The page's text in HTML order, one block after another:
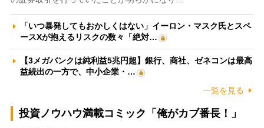
「いつ暴発してもおかしくはない」イーロン・マスク氏とスペ
ースXが抱えるリスクの数々「絶対…
【3メガバンクは純利益5兆円超】銀行、商社、ゼネコンは最高
益続出の一方で、中小企業・…
一覧を見る
投資ノウハウ満載コミック「俺がカブ番長！」